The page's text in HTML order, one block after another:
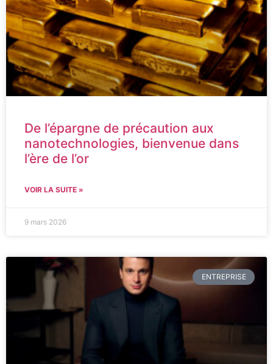
De l’épargne de précaution aux
nanotechnologies, bienvenue dans
l’ère de l’or
VOIR LA SUITE »
9 mars 2026
ENTREPRISE